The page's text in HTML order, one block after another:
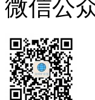
微信公